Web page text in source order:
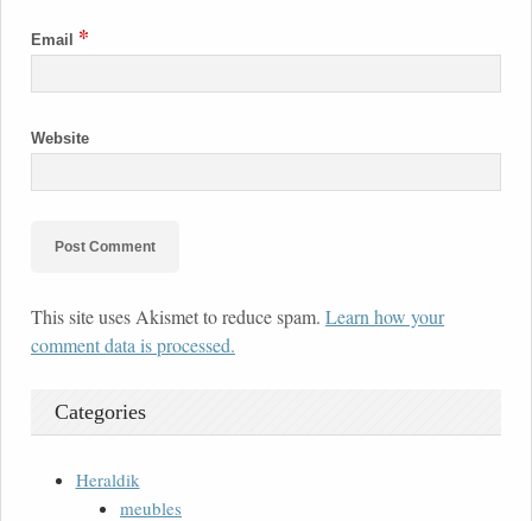
Email *
Website
This site uses Akismet to reduce spam. Learn how your
comment data is processed.
Categories
Heraldik
meubles